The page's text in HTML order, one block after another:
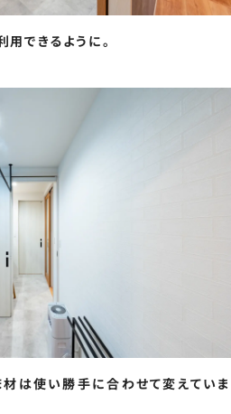
用できるように。
は使い勝手に合わせて変えていま